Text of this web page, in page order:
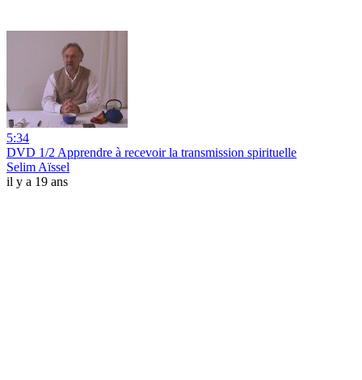
5:34
DVD 1/2 Apprendre à recevoir la transmission spirituelle
Selim Aïssel
il y a 19 ans